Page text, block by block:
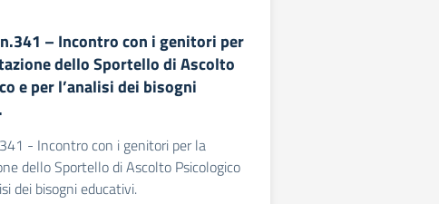
– Incontro con i genitori per
dello Sportello di Ascolto
e per l’analisi dei bisogni
- Incontro con i genitori per la
dello Sportello di Ascolto Psicologico
dei bisogni educativi.